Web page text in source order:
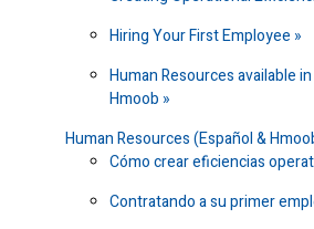
Hiring Your First Employee
Human Resources available
Hmoob
Human Resources (Español &
Cómo crear eficiencias
Contratando a su primer